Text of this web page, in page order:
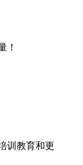
！
训教育和更